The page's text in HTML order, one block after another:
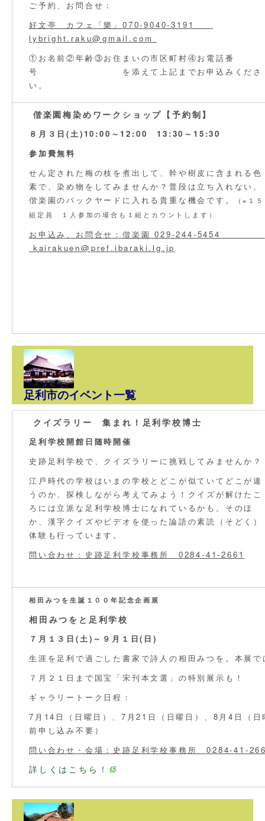
ご予約、お問合せ：
好文亭 カフェ「樂」070-9040-3191
lybright.raku@gmail.com
①お名前②年齢③お住まいの市区町村④お電話番
号 を添えて上記までお申込みくださ
い。
偕楽園梅染めワークショップ【予約制】
８月３日(土)10:00～12:00 13:30～15:30
参加費無料
せん定された梅の枝を煮出して、幹や樹皮に含まれる色
素で、染め物をしてみませんか？普段は立ち入れない、
偕楽園のバックヤードに入れる貴重な機会です。
（※１５
組定員 １人参加の場合も１組とカウントします）
お申込み、お問合せ：偕楽園 029-244-5454
kairakuen@pref.ibaraki.lg.jp
足利市のイベント一覧
クイズラリー 集まれ！足利学校博士
足利学校開館日随時開催
史跡足利学校で、クイズラリーに挑戦してみませんか？
江戸時代の学校はいまの学校とどこが似ていてどこが違
うのか、探検しながら考えてみよう！クイズが解けたこ
ろには立派な足利学校博士になれているかも。そのほ
か、漢字クイズやビデオを使った論語の素読（そどく）
体験も行っています。
問い合わせ：史跡足利学校事務所 0284-41-2661
相田みつを生誕１００年記念企画展
相田みつをと足利学校
７月１３日(土)～９月１日(日)
生涯を足利で過ごした書家で詩人の相田みつを。本展
７月２１日まで国宝「宋刊本文選」の特別展示も！
ギャラリートーク日程：
7月14日（日曜日）、7月21日（日曜日）、8月4日（
前申し込み不要）
問い合わせ・会場：史跡足利学校事務所 0284-41-
詳しくはこちら！